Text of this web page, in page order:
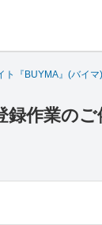
ト『BUYMA』(バイ
録作業のご